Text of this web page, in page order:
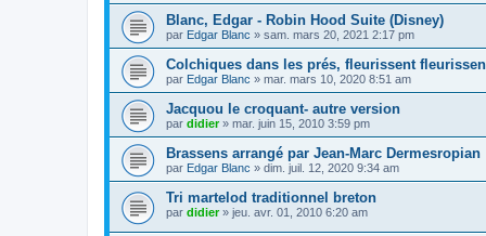
Blanc, Edgar - Robin Hood Suite (Disney)
par Edgar Blanc » sam. mars 20, 2021 2:17 pm
Colchiques dans les prés, fleurissent
par Edgar Blanc » mar. mars 10, 2020 8:51 am
Jacquou le croquant- autre version
par didier» mar. juin 15, 2010 3:59 pm
Brassens arrangé par Jean-Marc Dermesropian
par Edgar Blanc » dim. juil. 12, 2020 9:34 am
Tri martelod traditionnel breton
par didier» jeu. avr. 01, 2010 6:20 am